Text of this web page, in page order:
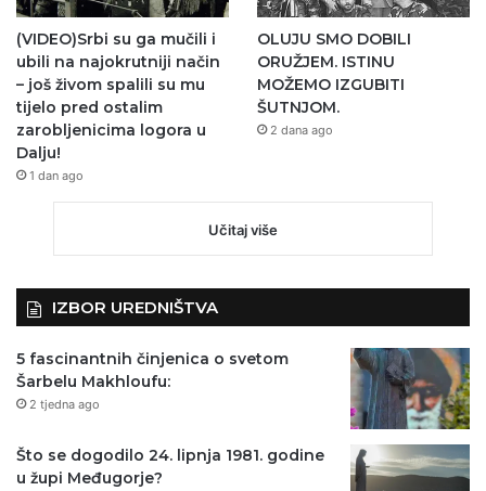
(VIDEO)Srbi su ga mučili i
ubili na najokrutniji način
– još živom spalili su mu
tijelo pred ostalim
zarobljenicima logora u
Dalju!
1 dan ago
OLUJU SMO DOBILI
ORUŽJEM. ISTINU
MOŽEMO IZGUBITI
ŠUTNJOM.
2 dana ago
Učitaj više
IZBOR UREDNIŠTVA
5 fascinantnih činjenica o svetom
Šarbelu Makhloufu:
2 tjedna ago
Što se dogodilo 24. lipnja 1981. godine
u župi Međugorje?